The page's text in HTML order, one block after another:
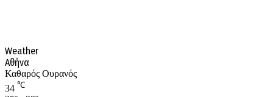
Weather
Αθήνα
Καθαρός Ουρανός
34 ℃